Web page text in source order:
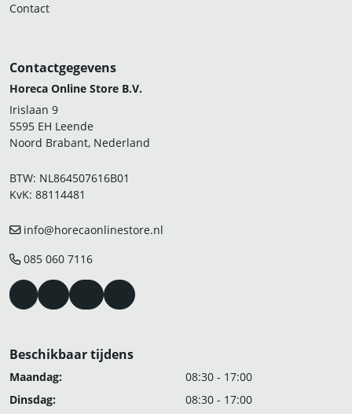
Contact
Contactgegevens
Horeca Online Store B.V.
Irislaan 9
5595 EH Leende
Noord Brabant, Nederland
BTW: NL864507616B01
KvK: 88114481
info@horecaonlinestore.nl
085 060 7116
Beschikbaar tijdens
Maandag:
08:30 - 17:00
Dinsdag:
08:30 - 17:00